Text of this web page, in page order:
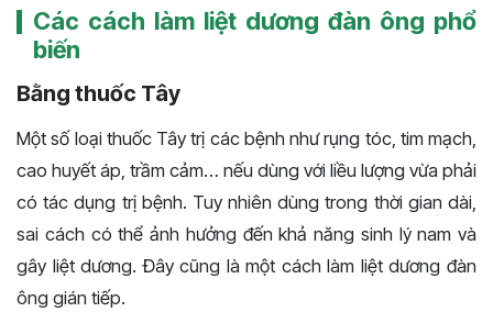
Các cách làm liệt dương đàn ông phổ
biến
Bằng thuốc Tây
Một số loại thuốc Tây trị các bệnh như rụng tóc, tim mạch,
cao huyết áp, trầm cảm… nếu dùng với liều lượng vừa phải
có tác dụng trị bệnh. Tuy nhiên dùng trong thời gian dài,
sai cách có thể ảnh hưởng đến khả năng sinh lý nam và
gây liệt dương. Đây cũng là một cách làm liệt dương đàn
ông gián tiếp.